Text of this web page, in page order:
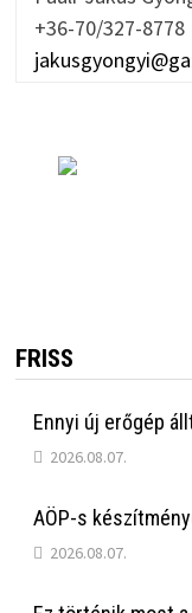
+36-70/327-8778
FRISS
Ennyi új erőgép
2026.08.07.
AÖP-s
2026.08.07.